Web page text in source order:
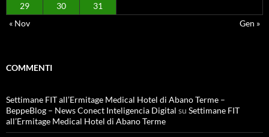
29
30
31
« Nov
Gen »
COMMENTI
Settimane FIT all’Ermitage Medical Hotel di Abano Terme –
BeppeBlog – News Conect Inteligencia Digital su Settimane FIT
all’Ermitage Medical Hotel di Abano Terme